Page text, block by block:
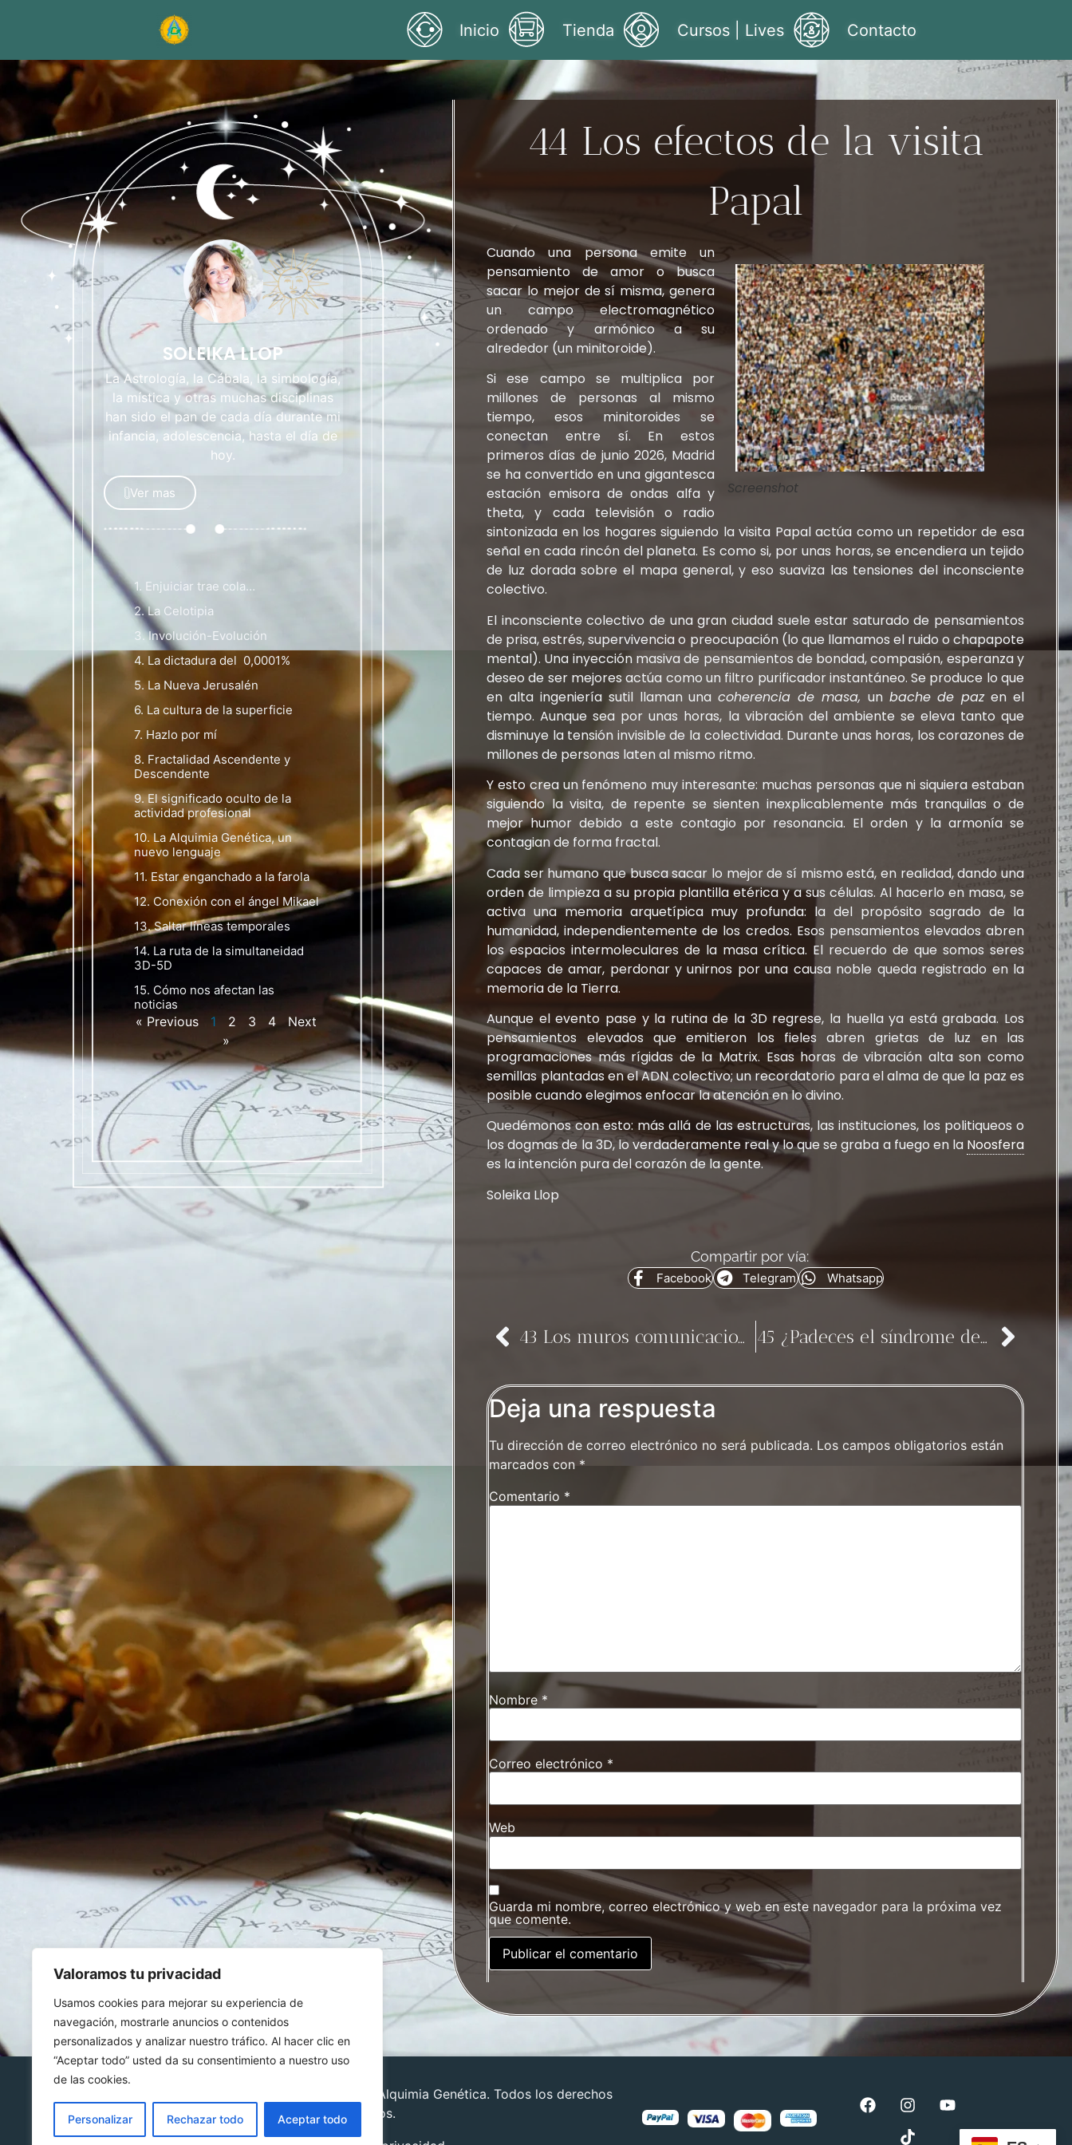
Valoramos tu privacidad
Usamos cookies para mejorar su experiencia de
navegación, mostrarle anuncios o contenidos
personalizados y analizar nuestro tráfico. Al hacer clic en
“Aceptar todo” usted da su consentimiento a nuestro uso
de las cookies.
Personalizar Rechazar todo Aceptar todo
Inicio Tienda Cursos | Lives Contacto
SOLEIKA LLOP
La Astrología, la Cábala, la simbología,
la mística y otras muchas disciplinas
han sido el pan de cada día durante mi
infancia, adolescencia, hasta el día de
hoy.
Ver mas
1. Enjuiciar trae cola…
2. La Celotipia
3. Involución-Evolución
4. La dictadura del 0,0001%
5. La Nueva Jerusalén
6. La cultura de la superficie
7. Hazlo por mí
8. Fractalidad Ascendente y
Descendente
9. El significado oculto de la
actividad profesional
10. La Alquimia Genética, un
nuevo lenguaje
11. Estar enganchado a la farola
12. Conexión con el ángel Mikael
13. Saltar líneas temporales
14. La ruta de la simultaneidad
3D-5D
15. Cómo nos afectan las
noticias
« Previous 1 2 3 4
Next
»
44 Los efectos de la visita
Papal
Screenshot
Cuando una persona emite un
pensamiento de amor o busca
sacar lo mejor de sí misma, genera
un campo electromagnético
ordenado y armónico a su
alrededor (un minitoroide).
Si ese campo se multiplica por
millones de personas al mismo
tiempo, esos minitoroides se
conectan entre sí. En estos
primeros días de junio 2026, Madrid
se ha convertido en una gigantesca
estación emisora de ondas alfa y
theta, y cada televisión o radio
sintonizada en los hogares siguiendo la visita Papal actúa como un repetidor de esa
señal en cada rincón del planeta. Es como si, por unas horas, se encendiera un tejido
de luz dorada sobre el mapa general, y eso suaviza las tensiones del inconsciente
colectivo.
El inconsciente colectivo de una gran ciudad suele estar saturado de pensamientos
de prisa, estrés, supervivencia o preocupación (lo que llamamos el ruido o chapapote
mental). Una inyección masiva de pensamientos de bondad, compasión, esperanza y
deseo de ser mejores actúa como un filtro purificador instantáneo. Se produce lo que
en alta ingeniería sutil llaman unacoherencia de masa, un bache de pazen el
tiempo. Aunque sea por unas horas, la vibración del ambiente se eleva tanto que
disminuye la tensión invisible de la colectividad. Durante unas horas, los corazones de
millones de personas laten al mismo ritmo.
Y esto crea un fenómeno muy interesante: muchas personas que ni siquiera estaban
siguiendo la visita, de repente se sienten inexplicablemente más tranquilas o de
mejor humor debido a este contagio por resonancia. El orden y la armonía se
contagian de forma fractal.
Cada ser humano que busca sacar lo mejor de sí mismo está, en realidad, dando una
orden de limpieza a su propia plantilla etérica y a sus células. Al hacerlo en masa, se
activa una memoria arquetípica muy profunda: la del propósito sagrado de la
humanidad, independientemente de los credos. Esos pensamientos elevados abren
los espacios intermoleculares de la masa crítica. El recuerdo de que somos seres
capaces de amar, perdonar y unirnos por una causa noble queda registrado en la
memoria de la Tierra.
Aunque el evento pase y la rutina de la 3D regrese, la huella ya está grabada. Los
pensamientos elevados que emitieron los fieles abren grietas de luz en las
programaciones más rígidas de la Matrix. Esas horas de vibración alta son como
semillas plantadas en el ADN colectivo; un recordatorio para el alma de que la paz es
posible cuando elegimos enfocar la atención en lo divino.
Quedémonos con esto: más allá de las estructuras, las instituciones, los politiqueos o
los dogmas de la 3D, lo verdaderamente real y lo que se graba a fuego en la Noosfera
es la intención pura del corazón de la gente.
Soleika Llop
Compartir por vía:
Facebook Telegram Whatsapp
43 Los muros comunicacionales pueden afectar a nuestros órganos 45 ¿Padeces el síndrome del “es que me gusta recordarlo”?
Deja una respuesta
Tu dirección de correo electrónico no será publicada. Los campos obligatorios están
marcados con *
Comentario *
Nombre *
Correo electrónico *
Web
Guarda mi nombre, correo electrónico y web en este navegador para la próxima vez
que comente.
© 2024 Alquimia Genética. Todos los derechos
reservados.